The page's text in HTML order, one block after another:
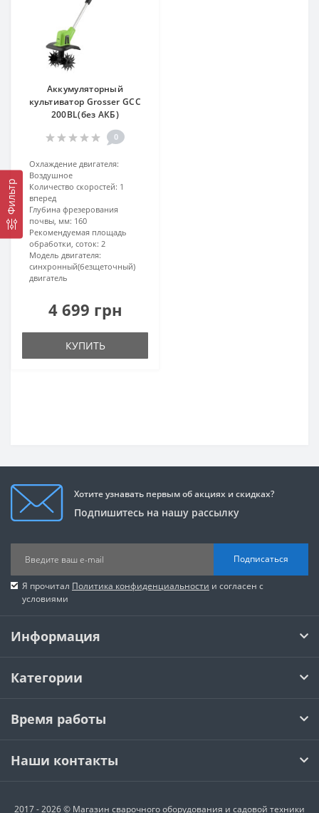
Фильтр
Аккумуляторный
культиватор Grosser GCC
200BL(без АКБ)
0
Охлаждение двигателя:
Воздушное
Количество скоростей: 1
вперед
Глубина фрезерования
почвы, мм: 160
Рекомендуемая площадь
обработки, соток: 2
Модель двигателя:
синхронный(безщеточный)
двигатель
4 699 грн
КУПИТЬ
Хотите узнавать первым об акциях и скидках?
Подпишитесь на нашу рассылку
Подписаться
Я прочитал Политика конфиденциальности и согласен с
условиями
Информация
Категории
Время работы
Наши контакты
2017 - 2026 © Магазин сварочного оборудования и садовой техники